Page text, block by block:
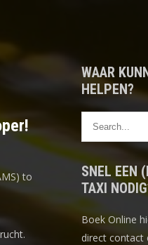
to
WAAR
HELPEN?
SNEL EEN
TAXI
Boek Online
direct contact